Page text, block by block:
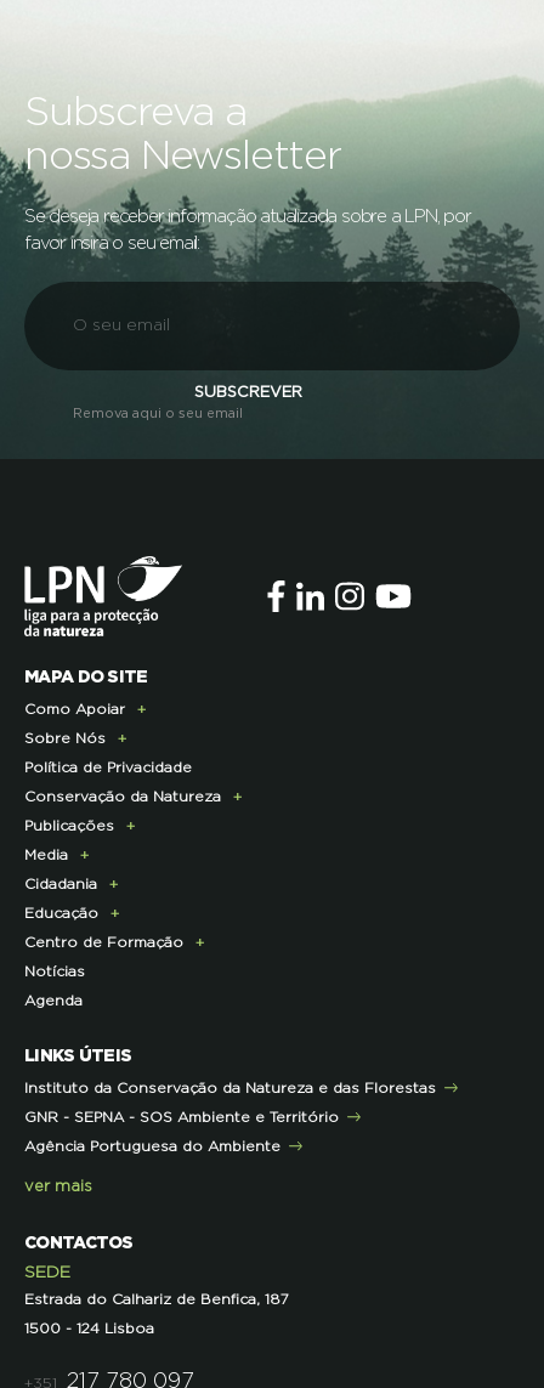
Subscreva a
nossa Newsletter
Se deseja receber informação atualizada sobre a LPN, por
favor insira o seu email:
SUBSCREVER
Remova aqui o seu email
MAPA DO SITE
Como Apoiar
Doe Hoje
Consignação do IRS
Torne-se Associado
Pagamento Quotas
Parcerias Exclusivas aos Associados
Parcerias de Apoio à LPN
Sobre Nós
Apresentação
História
Institucional
Membros da Direção Nacional
Corpo Técnico
Infraestruturas
Contactos e Localização
Representações
Política de Privacidade
Conservação da Natureza
Programa Lince
Programa Castro Verde Sustentável
Programa Florestas
Projetos cofinanciados pela UE
Outros Projetos
Histórico de Projetos
Publicações
E-News
Centro de Documentação
Media
Comunicado de imprensa
Clipping
Press Kit
Cidadania
Campanhas
ECOs-Locais
Dicas úteis
Iniciativas
Pareceres
Parcerias
Projetos
Semana do Jornalismo de Ambiente 2023
Educação
Área dos Professores
Recursos Pedagógicos
Literacia para a Floresta
Projetos
Centro de Formação
Formação Certificada
Formação Contínua para Professores
Outras Formações
Notícias
Agenda
LINKS ÚTEIS
Instituto da Conservação da Natureza e das Florestas
GNR - SEPNA - SOS Ambiente e Território
Agência Portuguesa do Ambiente
ver mais
CONTACTOS
SEDE
Estrada do Calhariz de Benfica, 187
1500 - 124 Lisboa
+351 217 780 097